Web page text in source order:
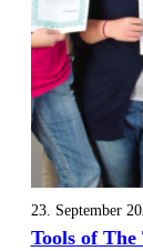
23. September
Tools of